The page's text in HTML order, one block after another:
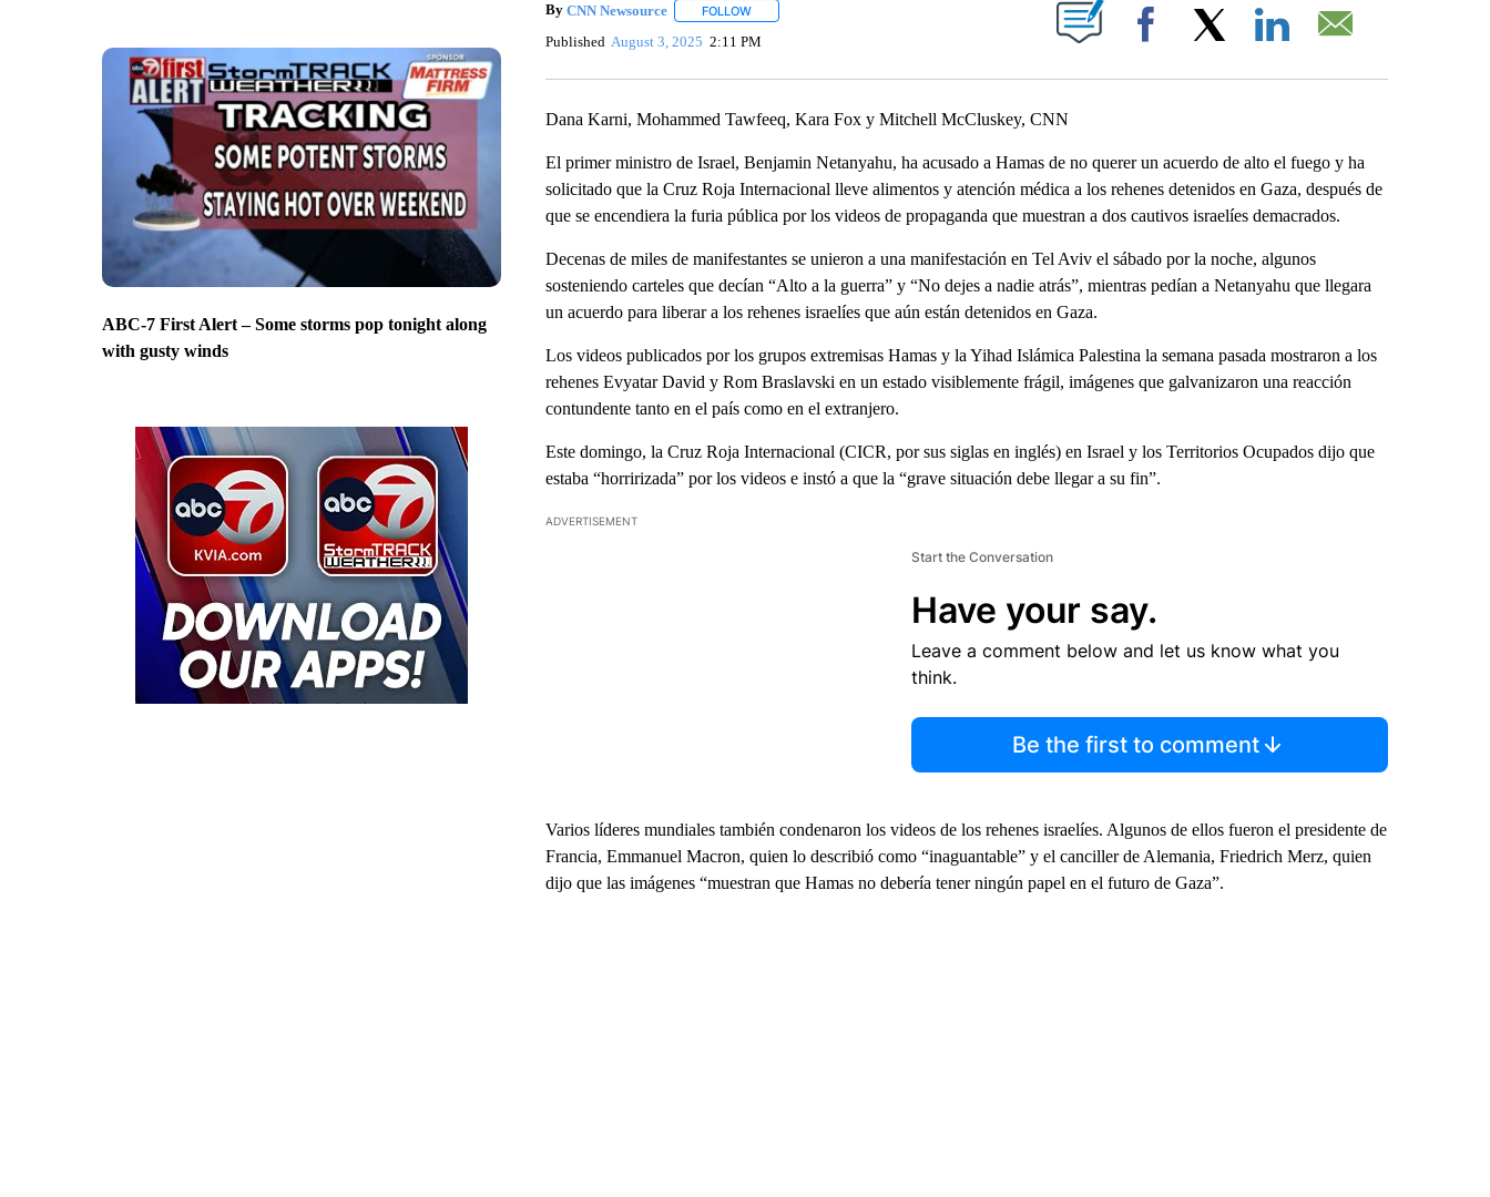
ABC-7 First Alert – Some storms pop tonight along
with gusty winds
By CNN Newsource FOLLOWFOLLOW "" TO RECEIVE NOTIFICATIONS ABOUT NEW PAGES ON "".
Published August 3, 2025 2:11 PM Facebook
Dana Karni, Mohammed Tawfeeq, Kara Fox y Mitchell McCluskey, CNN
El primer ministro de Israel, Benjamin Netanyahu, ha acusado a Hamas de no querer un acuerdo de alto el fuego y ha
solicitado que la Cruz Roja Internacional lleve alimentos y atención médica a los rehenes detenidos en Gaza, después de
que se encendiera la furia pública por los videos de propaganda que muestran a dos cautivos israelíes demacrados.
Decenas de miles de manifestantes se unieron a una manifestación en Tel Aviv el sábado por la noche, algunos
sosteniendo carteles que decían “Alto a la guerra” y “No dejes a nadie atrás”, mientras pedían a Netanyahu que llegara
un acuerdo para liberar a los rehenes israelíes que aún están detenidos en Gaza.
Los videos publicados por los grupos extremisas Hamas y la Yihad Islámica Palestina la semana pasada mostraron a los
rehenes Evyatar David y Rom Braslavski en un estado visiblemente frágil, imágenes que galvanizaron una reacción
contundente tanto en el país como en el extranjero.
Este domingo, la Cruz Roja Internacional (CICR, por sus siglas en inglés) en Israel y los Territorios Ocupados dijo que
estaba “horririzada” por los videos e instó a que la “grave situación debe llegar a su fin”.
ADVERTISEMENT
Start the Conversation
Have your say.
Leave a comment below and let us know what you
think.
Be the first to comment
Varios líderes mundiales también condenaron los videos de los rehenes israelíes. Algunos de ellos fueron el presidente de
Francia, Emmanuel Macron, quien lo describió como “inaguantable” y el canciller de Alemania, Friedrich Merz, quien
dijo que las imágenes “muestran que Hamas no debería tener ningún papel en el futuro de Gaza”.